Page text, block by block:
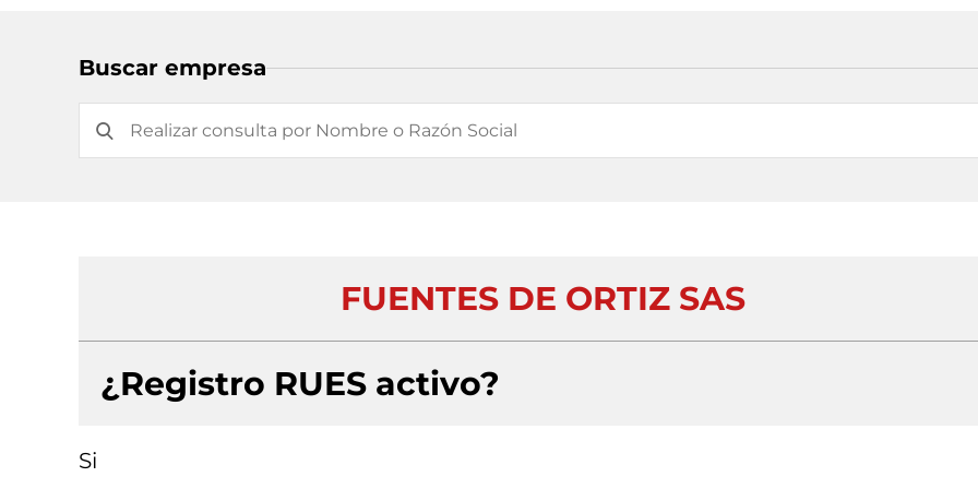
Buscar empresa
FUENTES DE ORTIZ SAS
¿Registro RUES activo?
Si